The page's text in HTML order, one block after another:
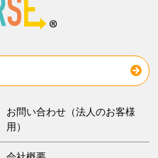
お問い合わせ（法人のお客様
用）